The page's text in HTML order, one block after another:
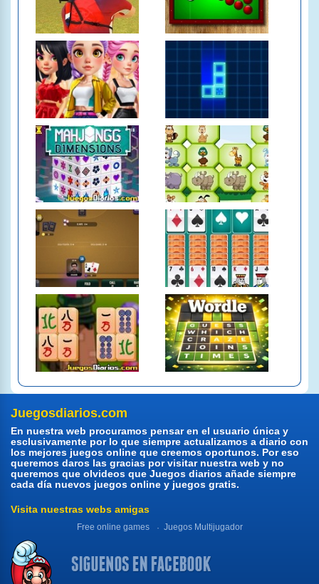
Juegosdiarios.com
En nuestra web procuramos pensar en el usuario única y
esclusivamente por lo que siempre actualizamos a diario con
los mejores juegos online que creemos oportunos. Por eso
queremos daros las gracias por visitar nuestra web y no
queremos que olvideos que Juegos diarios añade siempre
cada día nuevos juegos online y juegos gratis.
Visita nuestras webs amigas
Free online games Juegos Multijugador